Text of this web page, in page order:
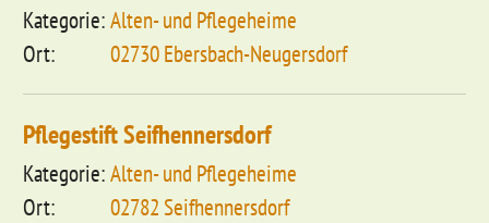
Alten- und Pflegeheime
02730 Ebersbach-Neugersdorf
Pflegestift Seifhennersdorf
Alten- und Pflegeheime
02782 Seifhennersdorf